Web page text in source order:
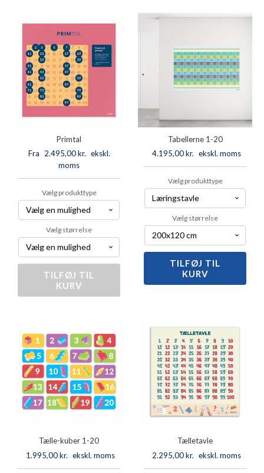
Primtal
Fra
2.495,00kr. ekskl.
moms
Vælg produkttype
Vælg størrelse
Primtal
antal
TILFØJ TIL
KURV
Tabellerne 1-20
4.195,00kr. ekskl. moms
Vælg produkttype
Vælg størrelse
Tabellerne
1-
20
TILFØJ TIL
KURV
Tælle-kuber 1-20
1.995,00kr. ekskl. moms
Tælletavle
2.295,00kr. ekskl. moms